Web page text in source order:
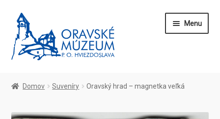
Preskočiť
na
navigáciu
Preskočiť
na
obsah
Menu
Domov Suveníry Oravský hrad – magnetka veľká